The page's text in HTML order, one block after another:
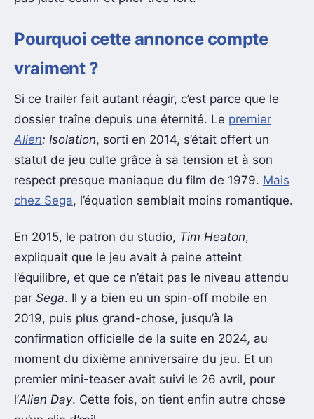
Pourquoi cette annonce compte
vraiment ?
Si ce trailer fait autant réagir, c’est parce que le
dossier traîne depuis une éternité. Le premier
Alien: Isolation, sorti en 2014, s’était offert un
statut de jeu culte grâce à sa tension et à son
respect presque maniaque du film de 1979. Mais
chez Sega, l’équation semblait moins romantique.
En 2015, le patron du studio, Tim Heaton,
expliquait que le jeu avait à peine atteint
l’équilibre, et que ce n’était pas le niveau attendu
par Sega. Il y a bien eu un spin-off mobile en
2019, puis plus grand-chose, jusqu’à la
confirmation officielle de la suite en 2024, au
moment du dixième anniversaire du jeu. Et un
premier mini-teaser avait suivi le 26 avril, pour
l’Alien Day. Cette fois, on tient enfin autre chose